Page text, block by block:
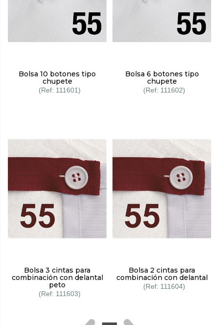
Bolsa 10 botones tipo
chupete
111601
Bolsa 6 botones tipo
chupete
111602
Bolsa 3 cintas para
combinación con delantal
peto
111603
Bolsa 2 cintas para
combinación con delantal
111604